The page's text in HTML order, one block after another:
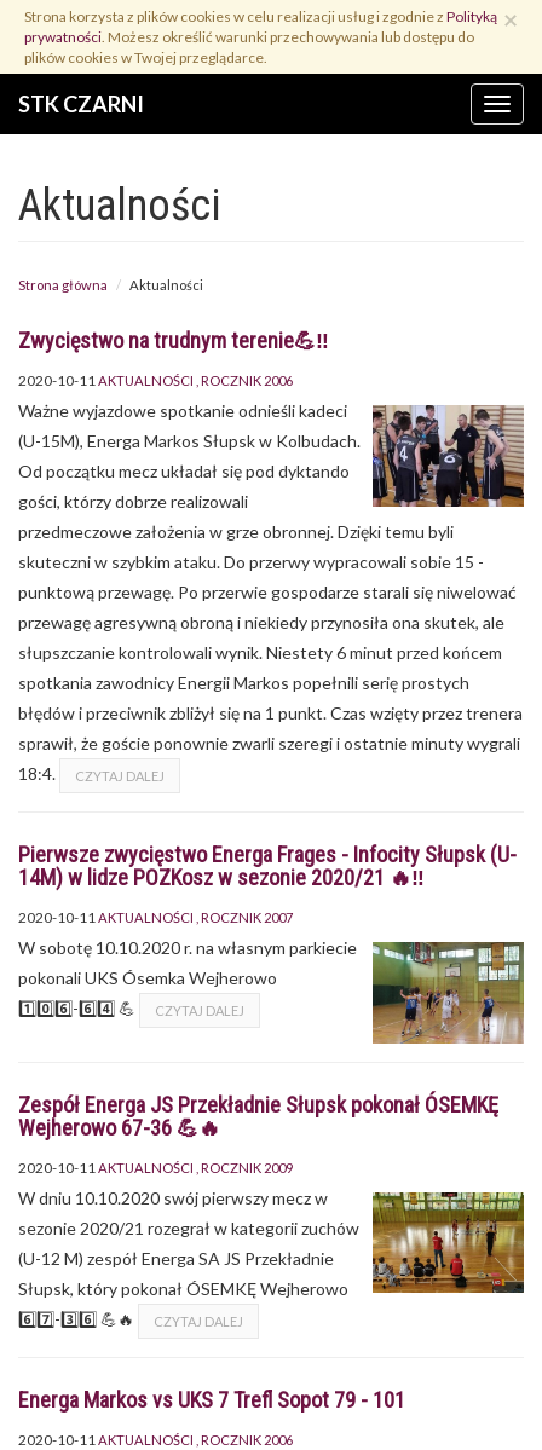
Przejdź
treści
×
Strona korzysta z plików cookies w celu realizacji usług i zgodnie z Polityką
prywatności. Możesz określić warunki przechowywania lub dostępu do
plików cookies w Twojej przeglądarce.
STK CZARNI Menu
Aktualności
Strona główna Aktualności
Zwycięstwo na trudnym terenie💪‼️
2020-10-11AKTUALNOŚCI ROCZNIK 2006
Ważne wyjazdowe spotkanie odnieśli kadeci
(U-15M), Energa Markos Słupsk w Kolbudach.
Od początku mecz układał się pod dyktando
gości, którzy dobrze realizowali
przedmeczowe założenia w grze obronnej. Dzięki temu byli
skuteczni w szybkim ataku. Do przerwy wypracowali sobie 15 -
punktową przewagę. Po przerwie gospodarze starali się niwelować
przewagę agresywną obroną i niekiedy przynosiła ona skutek, ale
słupszczanie kontrolowali wynik. Niestety 6 minut przed końcem
spotkania zawodnicy Energii Markos popełnili serię prostych
błędów i przeciwnik zbliżył się na 1 punkt. Czas wzięty przez trenera
sprawił, że goście ponownie zwarli szeregi i ostatnie minuty wygrali
18:4.
CZYTAJ DALEJ
Pierwsze zwycięstwo Energa Frages - Infocity Słupsk (U-
14M) w lidze POZKosz w sezonie 2020/21 🔥‼️
2020-10-11AKTUALNOŚCI ROCZNIK 2007
W sobotę 10.10.2020 r. na własnym parkiecie
pokonali UKS Ósemka Wejherowo
1️⃣0️⃣6️⃣-6️⃣4️⃣ 💪
CZYTAJ DALEJ
Zespół Energa JS Przekładnie Słupsk pokonał ÓSEMKĘ
Wejherowo 67-36 💪🔥
2020-10-11 AKTUALNOŚCI ROCZNIK 2009
W dniu 10.10.2020 swój pierwszy mecz w
sezonie 2020/21 rozegrał w kategorii zuchów
(U-12 M) zespół Energa SA JS Przekładnie
Słupsk, który pokonał ÓSEMKĘ Wejherowo
6️⃣7️⃣-3️⃣6️⃣ 💪🔥
CZYTAJ DALEJ
Energa Markos vs UKS 7 Trefl Sopot 79 - 101
2020-10-11 AKTUALNOŚCI ROCZNIK 2006